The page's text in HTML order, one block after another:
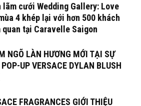
lãm cưới Wedding Gallery: Love
4 khép lại với hơn 500 khách
quan tại Caravelle Saigon
NGÕ LÀN HƯƠNG MỚI TẠI SỰ
UP VERSACE DYLAN BLUSH
FRAGRANCES GIỚI THIỆU